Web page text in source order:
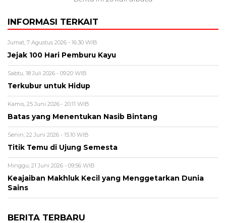
INFORMASI TERKAIT
Jumat, 7 Agustus 2026 - 16:30 WIB
Jejak 100 Hari Pemburu Kayu
Sabtu, 18 Juli 2026 - 09:20 WIB
Terkubur untuk Hidup
Kamis, 25 Juni 2026 - 20:11 WIB
Batas yang Menentukan Nasib Bintang
Senin, 22 Juni 2026 - 15:10 WIB
Titik Temu di Ujung Semesta
Minggu, 21 Juni 2026 - 09:56 WIB
Keajaiban Makhluk Kecil yang Menggetarkan Dunia
Sains
BERITA TERBARU